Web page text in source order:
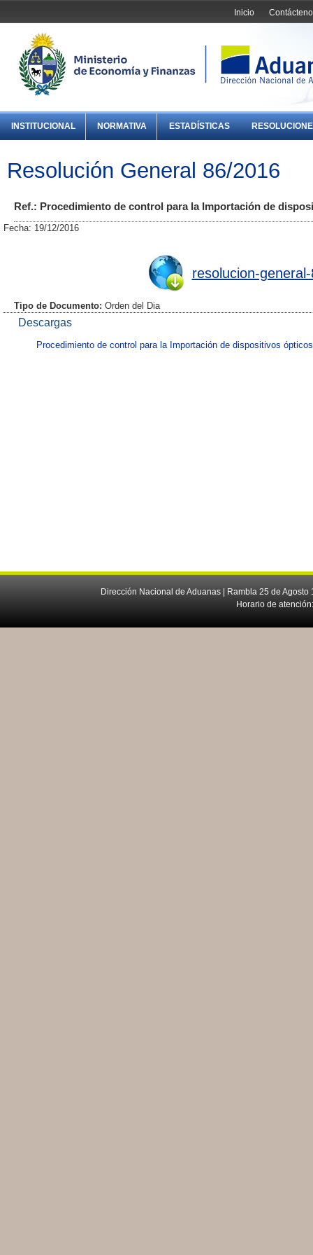
Inicio
INSTITUCIONAL NORMATIVA ESTADÍSTICAS
Resolución General 86/2016
Ref.: Procedimiento de control para la Importación de
Fecha: 19/12/2016
resolucion-
Tipo de Documento: Orden del Dia
Descargas
Procedimiento de control para la Importación de dispositivos
Dirección Nacional de Aduanas | Rambla 25 de
Horario de